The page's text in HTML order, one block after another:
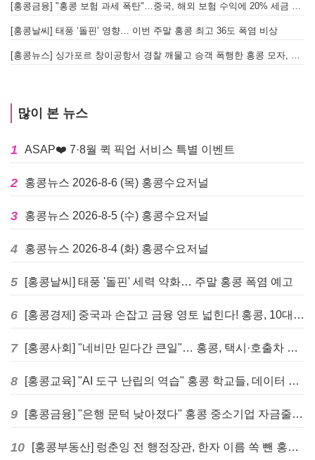
[홍콩금융] "홍콩 보험 과세 폭탄"…중국, 해외 보험 수익에 20% 세금 부과로 관련주 급락
[홍콩날씨] 태풍 ‘돌핀’ 영향… 이번 주말 홍콩 최고 36도 폭염 비상
[홍콩뉴스] 싱가포르 창이공항서 경찰 깨물고 승객 폭행한 홍콩 모자, 결국 감옥행
많이 본 뉴스
1 ASAP❤️ 7·8월 퀵 픽업 서비스 특별 이벤트
2 홍콩뉴스 2026-8-6 (목) 홍콩수요저널
3 홍콩뉴스 2026-8-5 (수) 홍콩수요저널
4 홍콩뉴스 2026-8-4 (화) 홍콩수요저널
5 [홍콩날씨] 태풍 '돌핀' 세력 약화… 주말 홍콩 폭염 예고
6 [홍콩경제] 중국과 손잡고 금융 영토 넓힌다! 홍콩, 10대 신규 정책 발표
7 [홍콩사회] "네비만 믿다간 큰일"… 홍콩, 택시·호출차 통합 시험 도입하며 규제 본격화
8 [홍콩교육] "AI 도구 난립의 역습" 홍콩 학교들, 데이터 고립에 교육 효과 평가 비상
9 [홍콩금융] "은행 문턱 낮아졌다" 홍콩 중소기업 자금줄 숨통 트이나… HKMA "2분기 신용 조건 안정적"
10 [홍콩부동산] 렁춘잉 전 행정장관, 한자 이름 쏙 뺀 홍콩 고급 아파트 단지들에 쓴소리